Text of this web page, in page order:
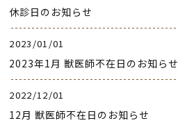
休診日のお知らせ
2023/01/01
2023年1月 獣医師不在日のお知らせ
2022/12/01
12月 獣医師不在日のお知らせ